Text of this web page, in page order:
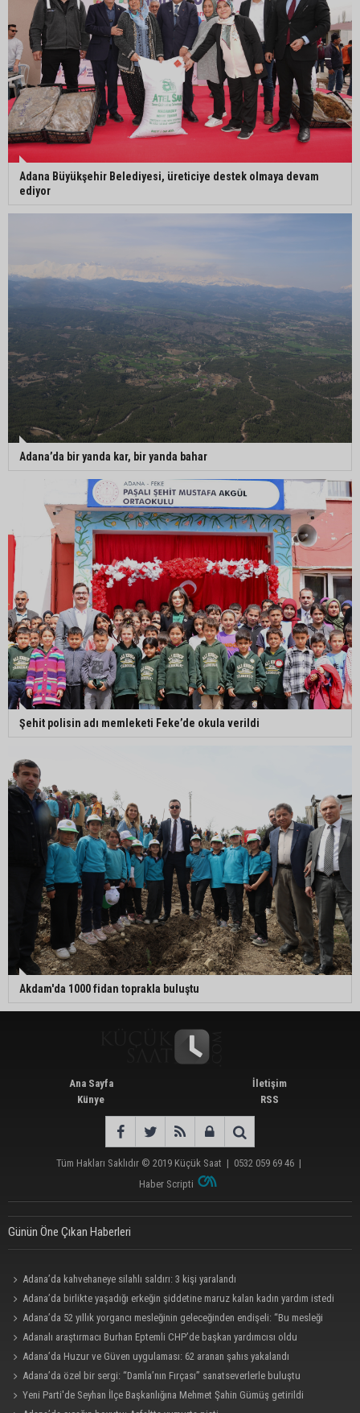
Seyhan’da gıda işletmelerine sıkı denetim
Adana Büyükşehir Belediyesi, üreticiye destek olmaya devam
ediyor
Adana’da bir yanda kar, bir yanda bahar
Şehit polisin adı memleketi Feke’de okula verildi
Akdam'da 1000 fidan toprakla buluştu
Ana Sayfa
Künye
İletişim
RSS
Tüm Hakları Saklıdır © 2019 Küçük Saat | 0532 059 69 46 |
Haber Scripti
Günün Öne Çıkan Haberleri
Adana’da kahvehaneye silahlı saldırı: 3 kişi yaralandı
Adana’da birlikte yaşadığı erkeğin şiddetine maruz kalan kadın yardım istedi
Adana’da 52 yıllık yorgancı mesleğinin geleceğinden endişeli: “Bu mesleği
çocuğuma bile öğretemedim”
Adanalı araştırmacı Burhan Eptemli CHP’de başkan yardımcısı oldu
Adana’da Huzur ve Güven uygulaması: 62 aranan şahıs yakalandı
Adana’da özel bir sergi: “Damla’nın Fırçası” sanatseverlerle buluştu
Yeni Parti'de Seyhan İlçe Başkanlığına Mehmet Şahin Gümüş getirildi